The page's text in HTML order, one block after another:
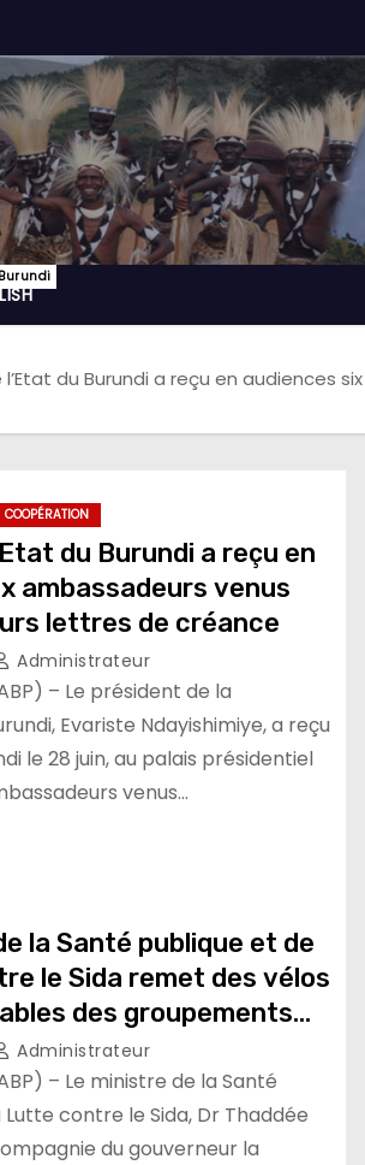
l’Etat du Burundi a reçu en audiences
COOPÉRATION
du Burundi a reçu en
ambassadeurs venus
lettres de créance
Administrateur
– Le président de la
Evariste Ndayishimiye, a reçu
le 28 juin, au palais présidentiel
venus…
la Santé publique et de
le Sida remet des vélos
des groupements
santé communautaire
Administrateur
– Le ministre de la Santé
contre le Sida, Dr Thaddée
du gouverneur la